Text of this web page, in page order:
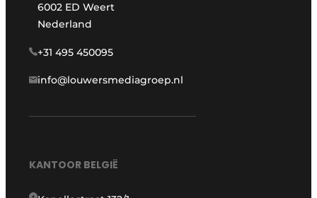
6002 ED Weert
Nederland
+31 495 450095
info@louwersmediagroep.nl
KANTOOR BELGIË